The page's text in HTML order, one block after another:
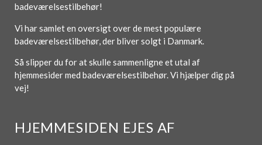
badeværelsestilbehør!
Vi har samlet en oversigt over de mest populære
badeværelsestilbehør, der bliver solgt i Danmark.
Så slipper du for at skulle sammenligne et utal af
hjemmesider med badeværelsestilbehør. Vi hjælper dig på
vej!
HJEMMESIDEN EJES AF